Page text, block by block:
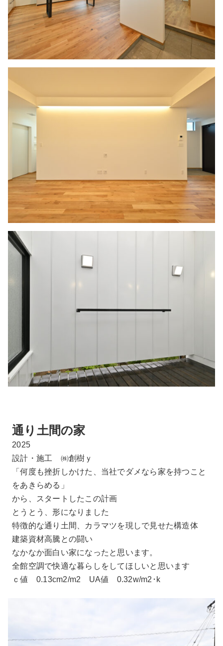
通り土間の家
2025
設計・施工 ㈱創樹ｙ
「何度も挫折しかけた、当社でダメなら家を持つこと
をあきらめる」
から、スタートしたこの計画
とうとう、形になりました
特徴的な通り土間、カラマツを現しで見せた構造体
建築資材高騰との闘い
なかなか面白い家になったと思います。
全館空調で快適な暮らしをしてほしいと思います
ｃ値 0.13cm2/m2 UA値 0.32w/m2･k